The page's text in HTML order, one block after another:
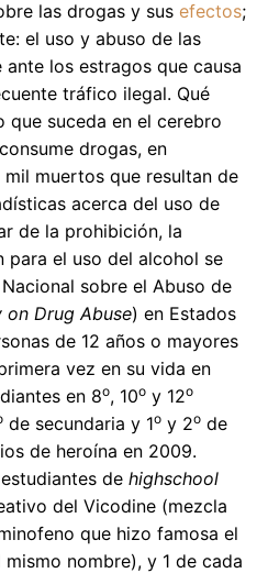
las drogas y sus efectos;
el uso y abuso de las
los estragos que causa
tráfico ilegal. Qué
suceda en el cerebro
drogas, en
muertos que resultan de
acerca del uso de
de la prohibición, la
el uso del alcohol se
sobre el Abuso de
on Drug Abuse) en Estados
de 12 años o mayores
vez en su vida en
en 8o, 10o y 12o
de secundaria y 1o y 2o de
de heroína en 2009.
de highschool
del Vicodine (mezcla
que hizo famosa el
nombre), y 1 de cada